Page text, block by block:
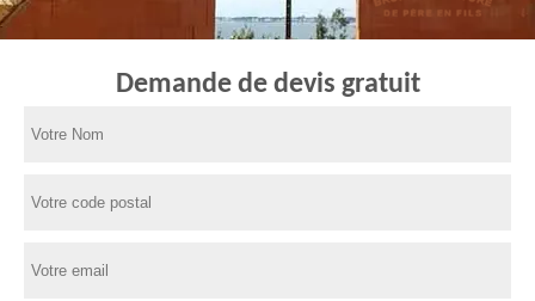
Demande de devis gratuit